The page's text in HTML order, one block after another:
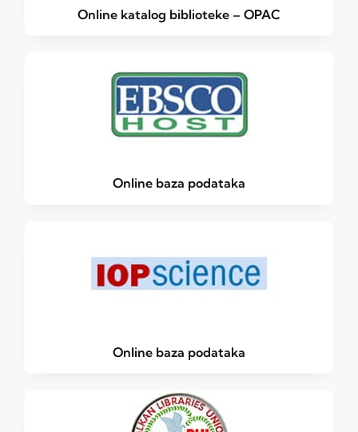
Online katalog biblioteke – OPAC
Online baza podataka
Online baza podataka